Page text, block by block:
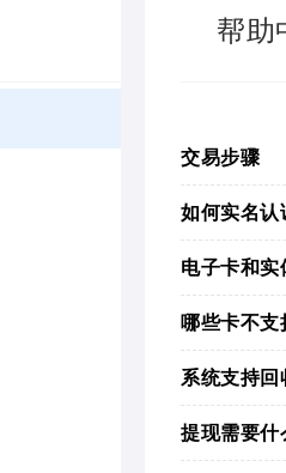
帮助
交易步骤
如何实名认
电子卡和
哪些卡不支
系统支持
提现需要什